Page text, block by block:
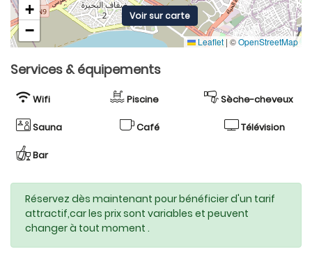
+
−
Leaflet | ©OpenStreetMap
Voir sur carte
Services & équipements
Wifi Piscine Sèche-cheveux
Sauna Café Télévision
Bar
Réservez dès maintenant pour bénéficier d'un tarif
attractif,car les prix sont variables et peuvent
changer à tout moment .